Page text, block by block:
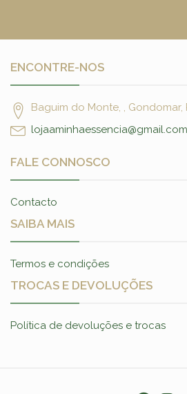
ENCONTRE-NOS
Baguim do Monte, ,
lojaaminhaessencia@gmail.com
FALE CONNOSCO
Contacto
SAIBA MAIS
Termos e condições
TROCAS E DEVOLUÇÕES
Política de devoluções e trocas